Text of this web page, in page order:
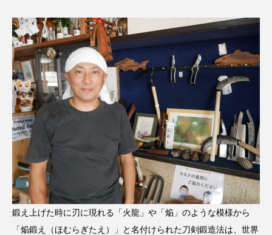
鍛え上げた時に刃に現れる「火龍」や「焔」のような模様から
「焔鍛え（ほむらぎたえ）」と名付けられた刀剣鍛造法は、世界